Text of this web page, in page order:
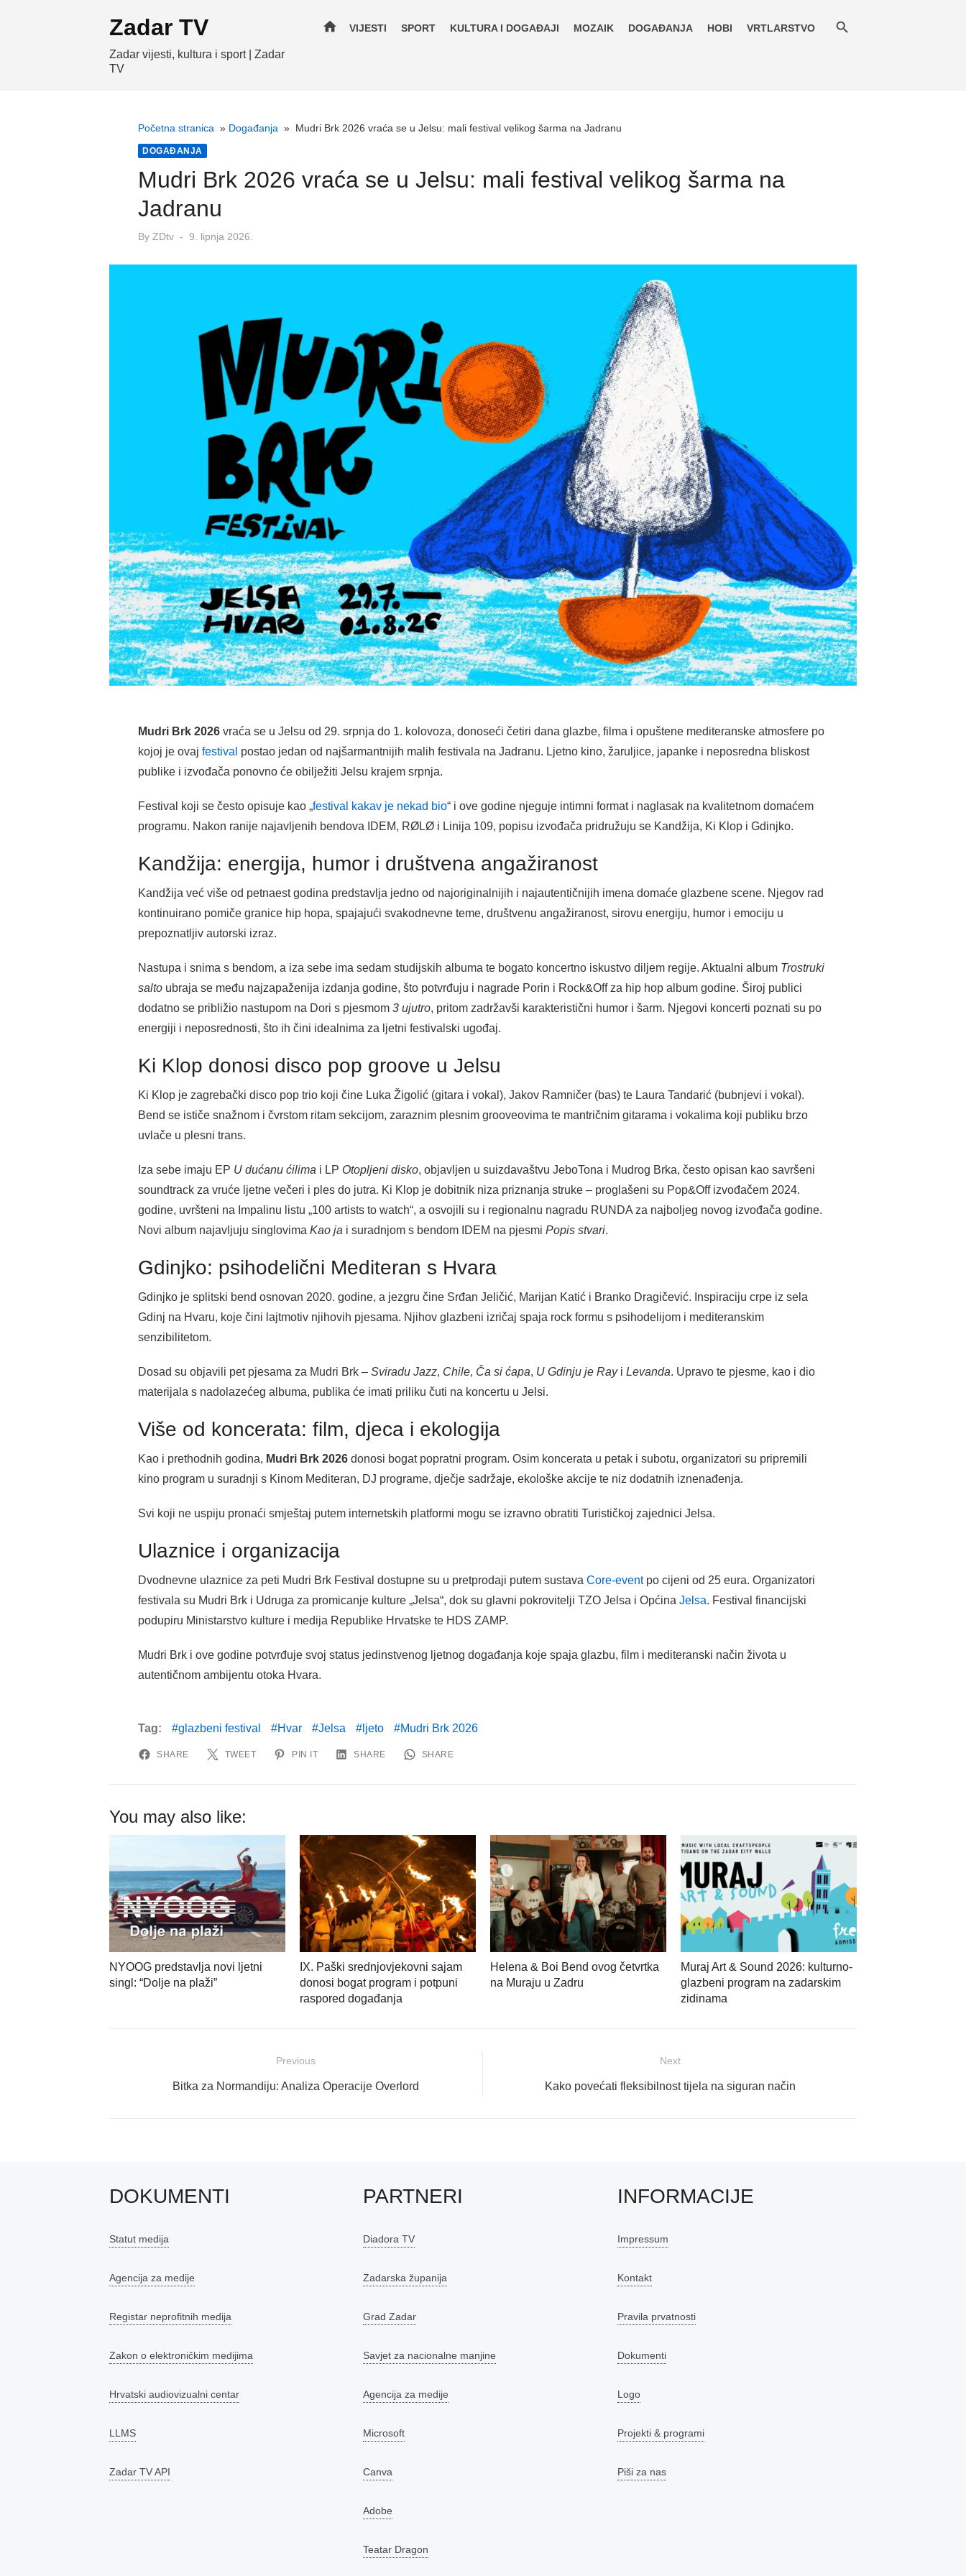
Zadar TV
Zadar vijesti, kultura i sport | Zadar
TV
home VIJESTI SPORT KULTURA I DOGAĐAJI MOZAIK DOGAĐANJA HOBI VRTLARSTVO
Početna stranica » Događanja » Mudri Brk 2026 vraća se u Jelsu: mali festival velikog šarma na Jadranu
DOGAĐANJA
Mudri Brk 2026 vraća se u Jelsu: mali festival velikog šarma na
Jadranu
By ZDtv
Posted
9. lipnja 2026.
Mudri Brk 2026 vraća se u Jelsu od 29. srpnja do 1. kolovoza, donoseći četiri dana glazbe, filma i opuštene mediteranske atmosfere po
kojoj je ovaj festival postao jedan od najšarmantnijih malih festivala na Jadranu. Ljetno kino, žaruljice, japanke i neposredna bliskost
publike i izvođača ponovno će obilježiti Jelsu krajem srpnja.
Festival koji se često opisuje kao „festival kakav je nekad bio“ i ove godine njeguje intimni format i naglasak na kvalitetnom domaćem
programu. Nakon ranije najavljenih bendova IDEM, RØLØ i Linija 109, popisu izvođača pridružuju se Kandžija, Ki Klop i Gdinjko.
Kandžija: energija, humor i društvena angažiranost
Kandžija već više od petnaest godina predstavlja jedno od najoriginalnijih i najautentičnijih imena domaće glazbene scene. Njegov rad
kontinuirano pomiče granice hip hopa, spajajući svakodnevne teme, društvenu angažiranost, sirovu energiju, humor i emociju u
prepoznatljiv autorski izraz.
Nastupa i snima s bendom, a iza sebe ima sedam studijskih albuma te bogato koncertno iskustvo diljem regije. Aktualni album Trostruki
salto ubraja se među najzapaženija izdanja godine, što potvrđuju i nagrade Porin i Rock&Off za hip hop album godine. Široj publici
dodatno se približio nastupom na Dori s pjesmom 3 ujutro, pritom zadržavši karakteristični humor i šarm. Njegovi koncerti poznati su po
energiji i neposrednosti, što ih čini idealnima za ljetni festivalski ugođaj.
Ki Klop donosi disco pop groove u Jelsu
Ki Klop je zagrebački disco pop trio koji čine Luka Žigolić (gitara i vokal), Jakov Ramničer (bas) te Laura Tandarić (bubnjevi i vokal).
Bend se ističe snažnom i čvrstom ritam sekcijom, zaraznim plesnim grooveovima te mantričnim gitarama i vokalima koji publiku brzo
uvlače u plesni trans.
Iza sebe imaju EP U dućanu ćilima i LP Otopljeni disko, objavljen u suizdavaštvu JeboTona i Mudrog Brka, često opisan kao savršeni
soundtrack za vruće ljetne večeri i ples do jutra. Ki Klop je dobitnik niza priznanja struke – proglašeni su Pop&Off izvođačem 2024.
godine, uvršteni na Impalinu listu „100 artists to watch“, a osvojili su i regionalnu nagradu RUNDA za najboljeg novog izvođača godine.
Novi album najavljuju singlovima Kao ja i suradnjom s bendom IDEM na pjesmi Popis stvari.
Gdinjko: psihodelični Mediteran s Hvara
Gdinjko je splitski bend osnovan 2020. godine, a jezgru čine Srđan Jeličić, Marijan Katić i Branko Dragičević. Inspiraciju crpe iz sela
Gdinj na Hvaru, koje čini lajtmotiv njihovih pjesama. Njihov glazbeni izričaj spaja rock formu s psihodelijom i mediteranskim
senzibilitetom.
Dosad su objavili pet pjesama za Mudri Brk – Sviradu Jazz, Chile, Ča si ćapa, U Gdinju je Rayi Levanda. Upravo te pjesme, kao i dio
materijala s nadolazećeg albuma, publika će imati priliku čuti na koncertu u Jelsi.
Više od koncerata: film, djeca i ekologija
Kao i prethodnih godina, Mudri Brk 2026 donosi bogat popratni program. Osim koncerata u petak i subotu, organizatori su pripremili
kino program u suradnji s Kinom Mediteran, DJ programe, dječje sadržaje, ekološke akcije te niz dodatnih iznenađenja.
Svi koji ne uspiju pronaći smještaj putem internetskih platformi mogu se izravno obratiti Turističkoj zajednici Jelsa.
Ulaznice i organizacija
Dvodnevne ulaznice za peti Mudri Brk Festival dostupne su u pretprodaji putem sustava Core-eventpo cijeni od 25 eura. Organizatori
festivala su Mudri Brk i Udruga za promicanje kulture „Jelsa“, dok su glavni pokrovitelji TZO Jelsa i Općina Jelsa. Festival financijski
podupiru Ministarstvo kulture i medija Republike Hrvatske te HDS ZAMP.
Mudri Brk i ove godine potvrđuje svoj status jedinstvenog ljetnog događanja koje spaja glazbu, film i mediteranski način života u
autentičnom ambijentu otoka Hvara.
Tag: glazbeni festival Hvar Jelsa ljeto Mudri Brk 2026
SHARE TWEET PIN IT SHARE SHARE
You may also like:
NYOOG predstavlja novi ljetni
singl: “Dolje na plaži”
IX. Paški srednjovjekovni sajam
donosi bogat program i potpuni
raspored događanja
Helena & Boi Bend ovog četvrtka
na Muraju u Zadru
Muraj Art & Sound 2026: kulturno-
glazbeni program na zadarskim
zidinama
Previous
Previous
Bitka za Normandiju: Analiza Operacije Overlord
Next
Next
Kako povećati fleksibilnost tijela na siguran način
DOKUMENTI
Statut medija
Agencija za medije
Registar neprofitnih medija
Zakon o elektroničkim medijima
Hrvatski audiovizualni centar
LLMS
Zadar TV API
PARTNERI
Diadora TV
Zadarska županija
Grad Zadar
Savjet za nacionalne manjine
Agencija za medije
Microsoft
Canva
Adobe
Teatar Dragon
INFORMACIJE
Impressum
Kontakt
Pravila prvatnosti
Dokumenti
Logo
Projekti & programi
Piši za nas